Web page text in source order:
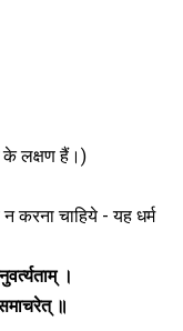
के लक्षण हैं।)
करना चाहिये - यह धर्म
।
॥